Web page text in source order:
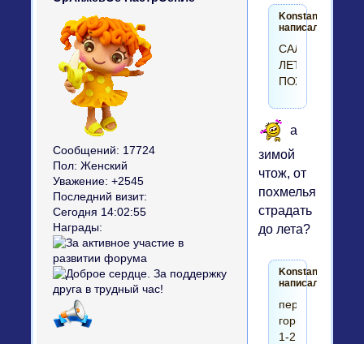
Сообщений: 17724
Пол: Женский
Уважение: +2545
Последний визит:
Сегодня 14:02:55
Награды:
Konstantinys2
написал(а):
САЛАТ
ЛЕТНИЙ
ПОХМЕЛЬНЫЙ
а
зимой
чтож, от
похмелья
страдать
до лета?
Konstantinys2
написал(а):
перец
горький
1-2